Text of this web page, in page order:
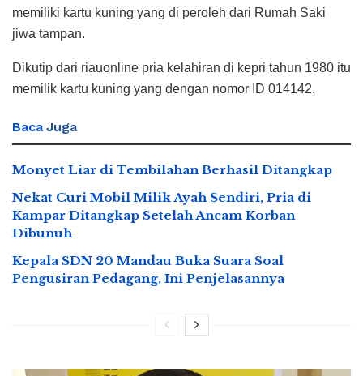
memiliki kartu kuning yang di peroleh dari Rumah Saki
jiwa tampan.
Dikutip dari riauonline pria kelahiran di kepri tahun 1980 itu
memilik kartu kuning yang dengan nomor ID 014142.
Baca Juga
Monyet Liar di Tembilahan Berhasil Ditangkap
Nekat Curi Mobil Milik Ayah Sendiri, Pria di
Kampar Ditangkap Setelah Ancam Korban
Dibunuh
Kepala SDN 20 Mandau Buka Suara Soal
Pengusiran Pedagang, Ini Penjelasannya